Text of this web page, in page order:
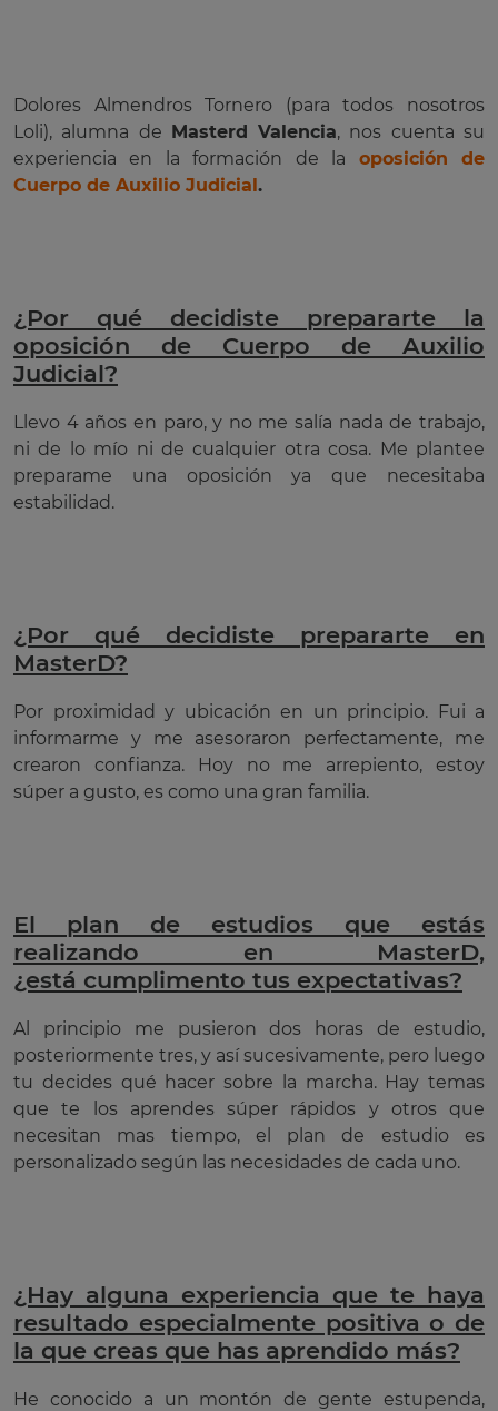
Dolores Almendros Tornero (para todos nosotros
Loli), alumna de Masterd Valencia, nos cuenta su
experiencia en la formación de la oposición de
Cuerpo de Auxilio Judicial.
¿Por qué decidiste prepararte la
oposición de Cuerpo de Auxilio
Judicial?​
Llevo 4 años en paro, y no me salía nada de trabajo,
ni de lo mío ni de cualquier otra cosa. Me plantee
preparame una oposición ya que necesitaba
estabilidad.
¿Por qué decidiste prepararte en
MasterD?
Por proximidad y ubicación en un principio. Fui a
informarme y me asesoraron perfectamente, me
crearon confianza. Hoy no me arrepiento, estoy
súper a gusto, es como una gran familia.
El plan de estudios que estás
realizando en MasterD,
¿está cumplimento tus expectativas?
Al principio me pusieron dos horas de estudio,
posteriormente tres, y así sucesivamente, pero luego
tu decides qué hacer sobre la marcha. Hay temas
que te los aprendes súper rápidos y otros que
necesitan mas tiempo, el plan de estudio es
personalizado según las necesidades de cada uno.
¿Hay alguna experiencia que te haya
resultado especialmente positiva o de
la que creas que has aprendido más?
He conocido a un montón de gente estupenda,